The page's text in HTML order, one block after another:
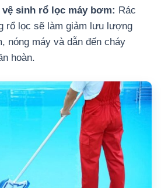
sinh rổ lọc máy bơm: Rác
rổ lọc sẽ làm giảm lưu lượng
nóng máy và dẫn đến cháy
hoàn.